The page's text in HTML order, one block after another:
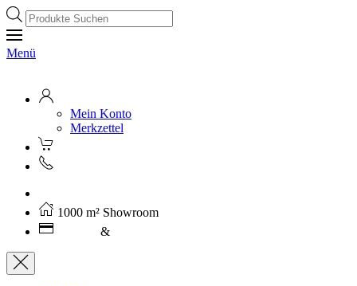
Products
search
Menü
Mein Konto
Merkzettel
1000 m² Showroom
&